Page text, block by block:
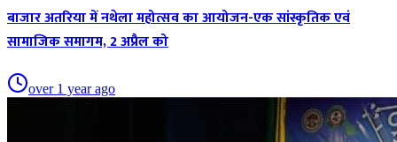
बाजार अतरिया में नथेला महोत्सव का आयोजन-एक सांस्कृतिक एवं
सामाजिक समागम, 2 अप्रैल को
over 1 year ago